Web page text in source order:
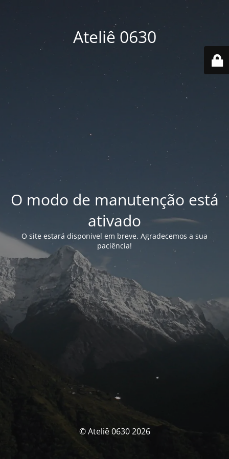
Ateliê 0630
O modo de manutenção está
ativado
O site estará disponivel em breve. Agradecemos a sua
paciência!
© Ateliê 0630 2026